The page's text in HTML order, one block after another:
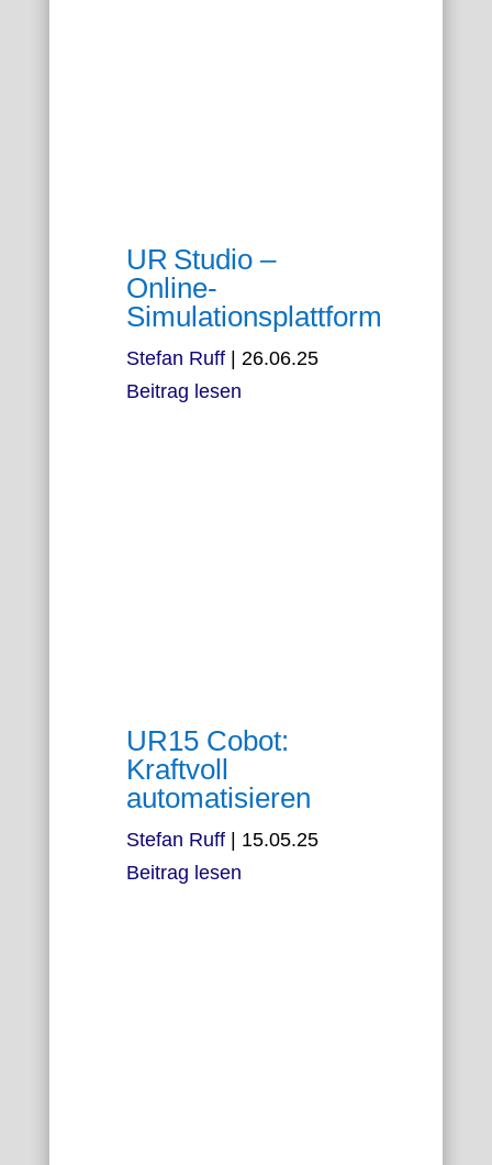
UR Studio –
Online-
Simulationsplattform
Stefan Ruff
26.06.25
Beitrag lesen
UR15 Cobot:
Kraftvoll
automatisieren
Stefan Ruff
15.05.25
Beitrag lesen